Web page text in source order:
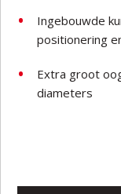
Ingebouwde
positionering
Extra groot
diameters